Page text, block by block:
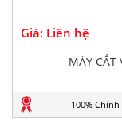
Giá: Liên hệ
MÁY CẮT
100%